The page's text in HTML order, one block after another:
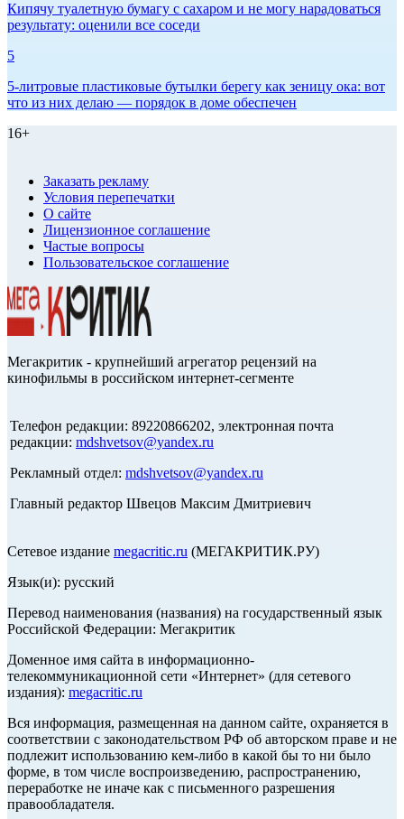
Кипячу туалетную бумагу с сахаром и не могу нарадоваться
результату: оценили все соседи
5
5-литровые пластиковые бутылки берегу как зеницу ока: вот
что из них делаю — порядок в доме обеспечен
16+
Заказать рекламу
Условия перепечатки
О сайте
Лицензионное соглашение
Частые вопросы
Пользовательское соглашение
Мегакритик - крупнейший агрегатор рецензий на
кинофильмы в российском интернет-сегменте
Телефон редакции: 89220866202, электронная почта
редакции: mdshvetsov@yandex.ru
Рекламный отдел: mdshvetsov@yandex.ru
Главный редактор Швецов Максим Дмитриевич
Сетевое издание megacritic.ru (МЕГАКРИТИК.РУ)
Язык(и): русский
Перевод наименования (названия) на государственный язык
Российской Федерации: Мегакритик
Доменное имя сайта в информационно-
телекоммуникационной сети «Интернет» (для сетевого
издания): megacritic.ru
Вся информация, размещенная на данном сайте, охраняется в
соответствии с законодательством РФ об авторском праве и не
подлежит использованию кем-либо в какой бы то ни было
форме, в том числе воспроизведению, распространению,
переработке не иначе как с письменного разрешения
правообладателя.